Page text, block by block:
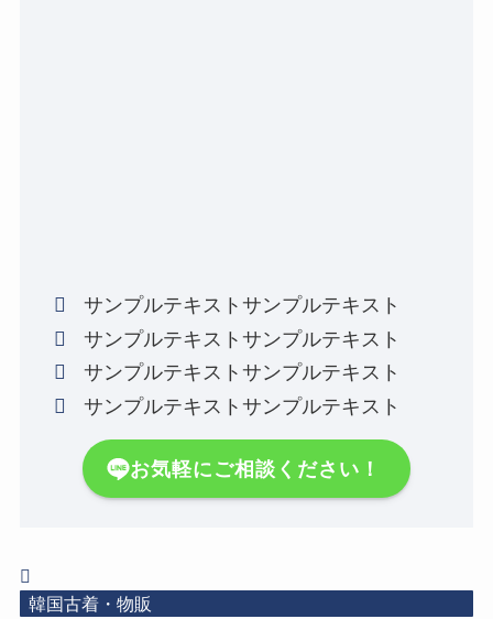
サンプルテキストサンプルテキスト
サンプルテキストサンプルテキスト
サンプルテキストサンプルテキスト
サンプルテキストサンプルテキスト
お気軽にご相談ください！
韓国古着・物販